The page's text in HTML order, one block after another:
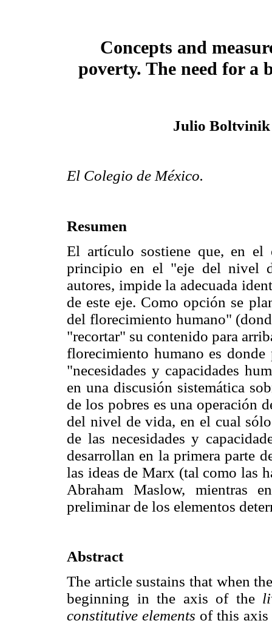
Concepts and
poverty. The need for a
Julio Boltvinik
El Colegio de México.
Resumen
El artículo sostiene que, en el
principio en el "eje del nivel
autores, impide la adecuada
de este eje. Como opción se
del florecimiento humano"
"recortar" su contenido para
florecimiento humano es
"necesidades y capacidades
en una discusión sistemática
de los pobres es una operación
del nivel de vida, en el cual
de las necesidades y
desarrollan en la primera parte
las ideas de Marx (tal como las
Abraham Maslow, mientras
preliminar de los elementos
Abstract
The article sustains that when
beginning in the axis of the
constitutive elements of this